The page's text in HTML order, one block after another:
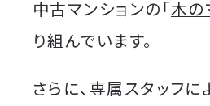
中古マンションの「木の
り組んでいます。
さらに、専属スタッフに